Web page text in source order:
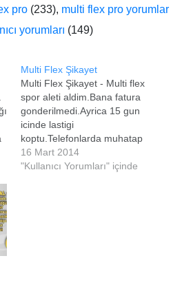
pro (233), multi flex pro yorumlar
yorumları (149)
Multi Flex Şikayet
Multi Flex Şikayet - Multi flex
spor aleti aldim.Bana fatura
gonderilmedi.Ayrica 15 gun
icinde lastigi
koptu.Telefonlarda muhatap
bulamiyoruz.Garantisi 2 yil
dediler.Ama 30 gun icinde
16 Mart 2014
"Kullanıcı Yorumları" içinde